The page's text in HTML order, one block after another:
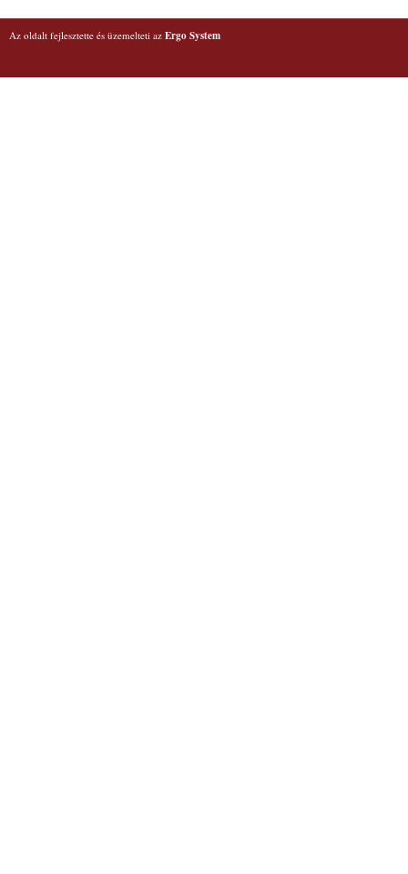
Az oldalt fejlesztette és üzemelteti az Ergo System